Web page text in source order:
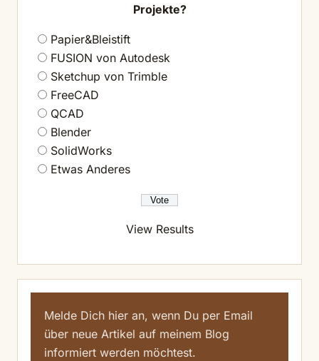
Projekte?
Papier&Bleistift
FUSION von Autodesk
Sketchup von Trimble
FreeCAD
QCAD
Blender
SolidWorks
Etwas Anderes
View Results
Melde Dich hier an, wenn Du per Email
über neue Artikel auf meinem Blog
informiert werden möchtest.